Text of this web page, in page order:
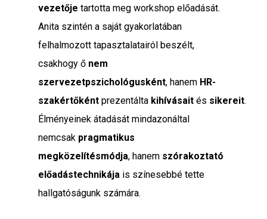
vezetője tartotta meg workshop előadását.
Anita szintén a saját gyakorlatában
felhalmozott tapasztalatairól beszélt,
csakhogy ő nem
szervezetpszichológusként, hanem HR-
szakértőként prezentálta kihívásaités sikereit.
Élményeinek átadását mindazonáltal
nemcsak pragmatikus
megközelítésmódja, hanem szórakoztató
előadástechnikája is színesebbé tette
hallgatóságunk számára.